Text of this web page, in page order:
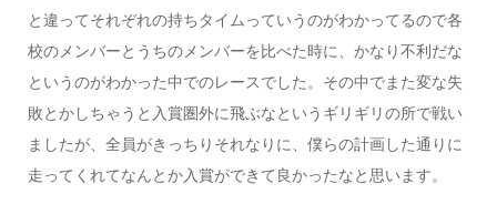
と違ってそれぞれの持ちタイムっていうのがわかってるので各
校のメンバーとうちのメンバーを比べた時に、かなり不利だな
というのがわかった中でのレースでした。その中でまた変な失
敗とかしちゃうと入賞圏外に飛ぶなというギリギリの所で戦い
ましたが、全員がきっちりそれなりに、僕らの計画した通りに
走ってくれてなんとか入賞ができて良かったなと思います。